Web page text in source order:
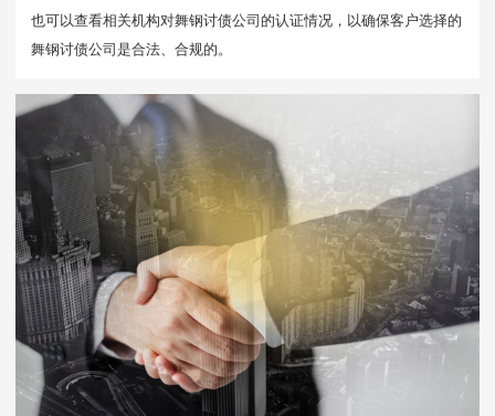
也可以查看相关机构对舞钢讨债公司的认证情况，以确保客户选择的
舞钢讨债公司是合法、合规的。